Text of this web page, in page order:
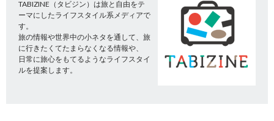
TABIZINE（タビジン）は旅と自由をテ
ーマにしたライフスタイル系メディアで
す。
旅の情報や世界中の小ネタを通して、旅
に行きたくてたまらなくなる情報や、
日常に旅心をもてるようなライフスタイ
ルを提案します。